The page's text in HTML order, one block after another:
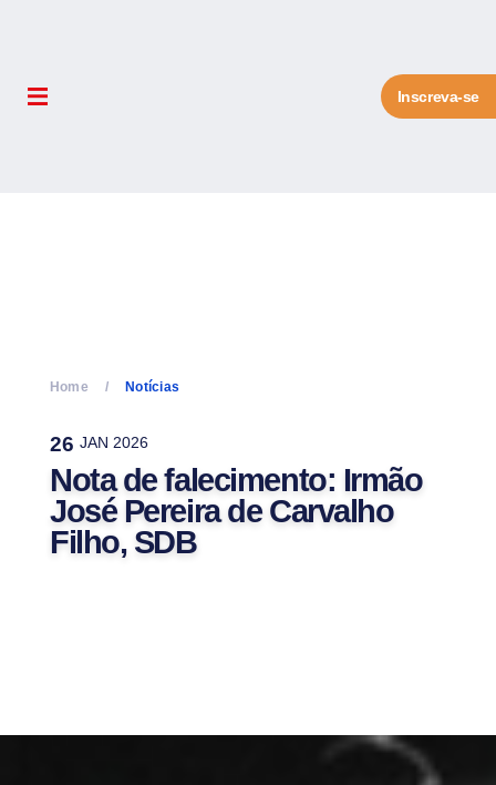
Inscreva-se
Home Notícias
26 JAN 2026
Nota de falecimento: Irmão
José Pereira de Carvalho
Filho, SDB